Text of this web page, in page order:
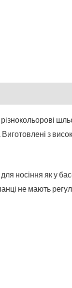
з
носіння як у
не мають